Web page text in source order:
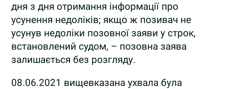
дня з дня отримання інформації про
усунення недоліків; якщо ж позивач не
усунув недоліки позовної заяви у строк,
встановлений судом, – позовна заява
залишається без розгляду.
08.06.2021 вищевказана ухвала була